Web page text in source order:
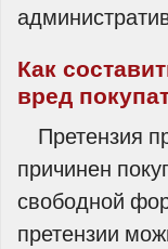
Как
вред
Претензия
причинен
свободной
претензии